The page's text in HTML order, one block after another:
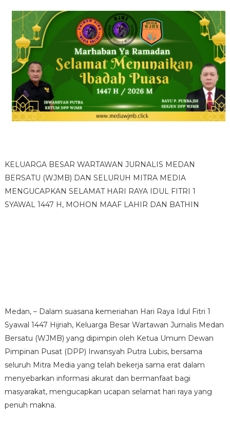
KELUARGA BESAR WARTAWAN JURNALIS MEDAN
BERSATU (WJMB) DAN SELURUH MITRA MEDIA
MENGUCAPKAN SELAMAT HARI RAYA IDUL FITRI 1
SYAWAL 1447 H, MOHON MAAF LAHIR DAN BATHIN
Medan, – Dalam suasana kemeriahan Hari Raya Idul Fitri 1
Syawal 1447 Hijriah, Keluarga Besar Wartawan Jurnalis Medan
Bersatu (WJMB) yang dipimpin oleh Ketua Umum Dewan
Pimpinan Pusat (DPP) Irwansyah Putra Lubis, bersama
seluruh Mitra Media yang telah bekerja sama erat dalam
menyebarkan informasi akurat dan bermanfaat bagi
masyarakat, mengucapkan ucapan selamat hari raya yang
penuh makna.